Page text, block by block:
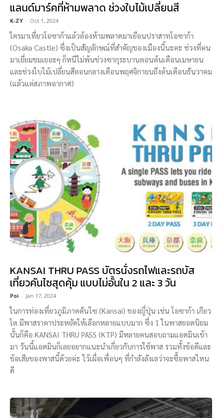
แลนด์มาร์คที่ห้ามพลาด ช่วงใบไม้เปลี่ยนสี
K-ZY - Oct 1, 2024
ใครมาเที่ยวโอซาก้าแล้วต้องห้ามพลาดมาเยือนปราสาทโอซาก้า
(Osaka Castle) ซึ่งเป็นสัญลักษณ์ที่สำคัญของเมืองนี้นะคะ ช่วงที่คน
มาเยี่ยมชมเยอะๆ ก็หนีไม่พ้นช่วงซากุระบานตอนต้นเดือนเมษายน
และช่วงใบไม้เปลี่ยนสีตอนกลางเดือนพฤศจิกายนถึงต้นเดือนธันวาคม
(แล้วแต่สภาพอากาศ)
KANSAI THRU PASS บัตรนั่งรถไฟและรถบัส
เที่ยวคันไซสุดคุ้ม แบบไม่อั้นใน 2 และ 3 วัน
Poi - Jan 17, 2024
ในการท่องเที่ยวภูมิภาคคันไซ (Kansai) ของญี่ปุ่น เช่น โอซาก้า เกียว
โต มีพาสราคาประหยัดให้เลือกหลายแบบมาก ซึ่ง 1 ในพาสยอดนิยม
นั้นก็คือ KANSAI THRU PASS (KTP) มีหลายคนสอบถามแอดมินเข้า
มา วันนี้แอดมินก็เลยอยากแนะนำเกี่ยวกับการใช้พาส รวมทั้งข้อดีและ
ข้อเสียของพาสนี้ด้วยค่ะ ไว้เผื่อเพื่อนๆ ที่กำลังลังเลว่าจะซื้อพาสไหน
ดี